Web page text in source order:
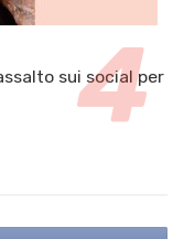
sui social per